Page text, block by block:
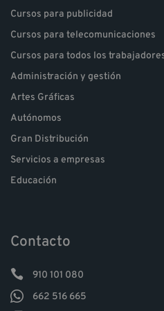
Cursos para publicidad
Cursos para telecomunicaciones
Cursos para todos los
Administración y gestión
Artes Gráficas
Autónomos
Gran Distribución
Servicios a empresas
Educación
Contacto
 910 101 080
 662 516 665